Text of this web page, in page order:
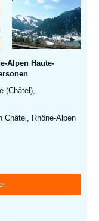
Alpen Haute-
(Châtel),
Châtel, Rhône-Alpen